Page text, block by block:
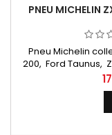
PNEU
Pneu Michelin
200, Ford Taunus,
Chambres
appellations:
6,40/7,00x13,